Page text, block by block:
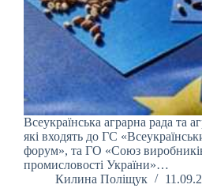
Всеукраїнська аграрна рада та
які входять до ГС
форум», та ГО «Союз
промисловості України»…
Килина Поліщук